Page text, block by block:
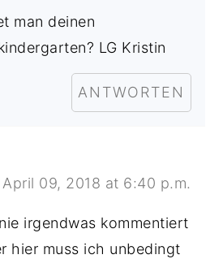
man deinen
LG Kristin
ANTWORTEN
April 09, 2018 at 6:40 p.m.
irgendwas kommentiert
hier muss ich unbedingt